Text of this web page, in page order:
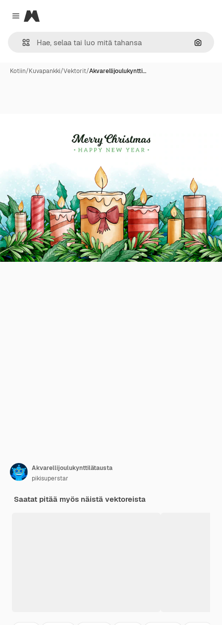
Close menu
Magnific
Hae
Kotiin/Kuvapankki/Vektorit/Akvarellijoulukyntti…
Akvarellijoulukynttilätausta
pikisuperstar
Saatat pitää myös näistä vektoreista